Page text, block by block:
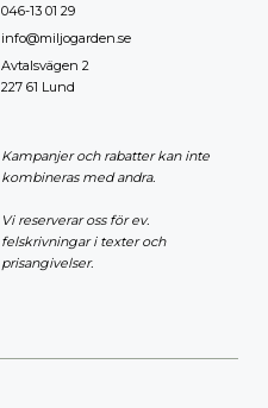
046-13 01 29
info@miljogarden.se
Avtalsvägen 2
227 61 Lund
Kampanjer och rabatter kan inte
kombineras med andra.
Vi reserverar oss för ev.
felskrivningar i texter och
prisangivelser.